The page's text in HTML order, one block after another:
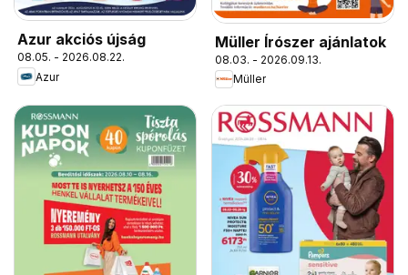
Azur akciós újság
08.05. - 2026.08.22.
Azur
Müller Írószer ajánlatok
08.03. - 2026.09.13.
Müller